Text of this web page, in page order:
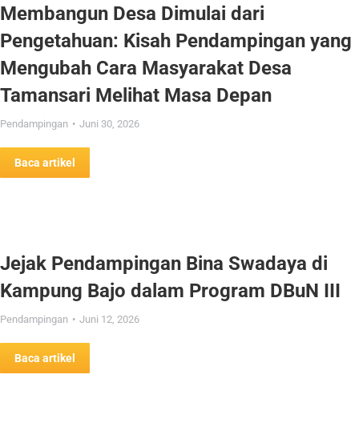
Membangun Desa Dimulai dari
Pengetahuan: Kisah Pendampingan yang
Mengubah Cara Masyarakat Desa
Tamansari Melihat Masa Depan
Pendampingan Juni 30, 2026
Baca artikel
Jejak Pendampingan Bina Swadaya di
Kampung Bajo dalam Program DBuN III
Pendampingan Juni 12, 2026
Baca artikel